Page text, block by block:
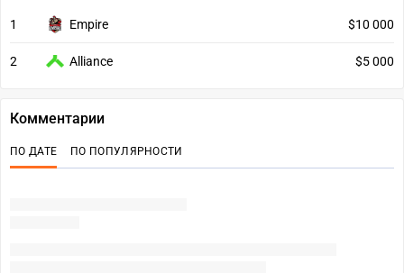
1 Empire $10 000
2 Alliance $5 000
Комментарии
ПО ДАТЕ ПО ПОПУЛЯРНОСТИ